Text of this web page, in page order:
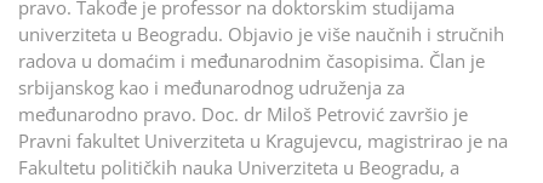
pravo. Takođe je professor na doktorskim studijama
univerziteta u Beogradu. Objavio je više naučnih i stručnih
radova u domaćim i međunarodnim časopisima. Član je
srbijanskog kao i međunarodnog udruženja za
međunarodno pravo. Doc. dr Miloš Petrović završio je
Pravni fakultet Univerziteta u Kragujevcu, magistrirao je na
Fakultetu političkih nauka Univerziteta u Beogradu, a